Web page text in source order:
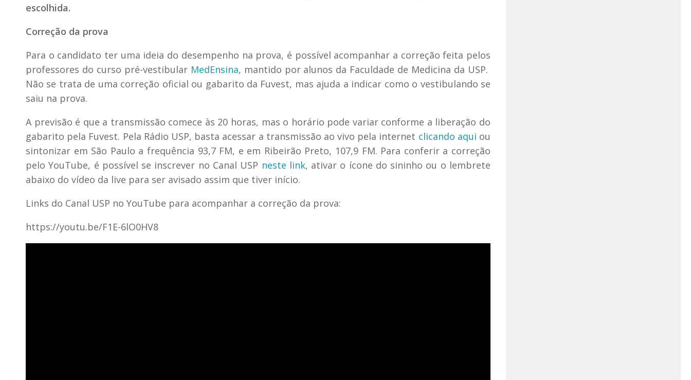
escolhida.
Correção da prova
Para o candidato ter uma ideia do desempenho na prova, é possível acompanhar a correção feita pelos
professores do curso pré-vestibular MedEnsina, mantido por alunos da Faculdade de Medicina da USP.
Não se trata de uma correção oficial ou gabarito da Fuvest, mas ajuda a indicar como o vestibulando se
saiu na prova.
A previsão é que a transmissão comece às 20 horas, mas o horário pode variar conforme a liberação do
gabarito pela Fuvest. Pela Rádio USP, basta acessar a transmissão ao vivo pela internet clicando aqui ou
sintonizar em São Paulo a frequência 93,7 FM, e em Ribeirão Preto, 107,9 FM. Para conferir a correção
pelo YouTube, é possível se inscrever no Canal USP neste link, ativar o ícone do sininho ou o lembrete
abaixo do vídeo da live para ser avisado assim que tiver início.
Links do Canal USP no YouTube para acompanhar a correção da prova:
https://youtu.be/F1E-6lO0HV8